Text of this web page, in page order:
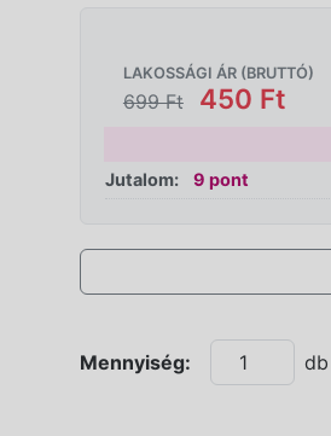
LAKOSSÁGI ÁR (BRUTTÓ)
699 Ft 450 Ft
Jutalom: 9 pont
Mennyiség: db